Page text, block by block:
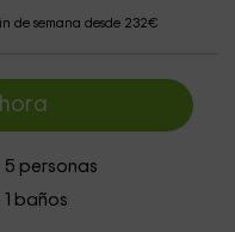
de semana desde 232€
5 personas
baños